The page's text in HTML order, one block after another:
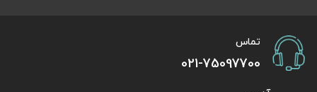
تماس
021-75097700